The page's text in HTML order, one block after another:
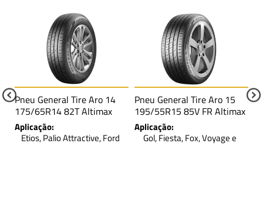
Pneu General Tire Aro 14
175/65R14 82T Altimax
One
Aplicação:
Etios, Palio Attractive, Ford
Pneu General Tire Aro 15
195/55R15 85V FR Altimax
One S
Aplicação:
Gol, Fiesta, Fox, Voyage e